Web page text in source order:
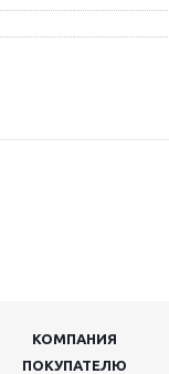
КОМПАНИЯ
ПОКУПАТЕЛЮ